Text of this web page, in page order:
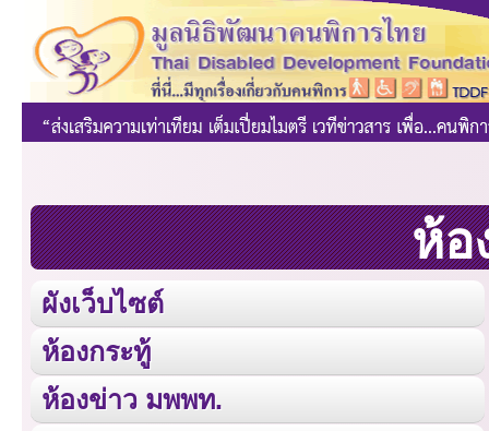
ห้อ
ผังเว็บไซต์
ห้องกระทู้
ห้องข่าว มพพท.